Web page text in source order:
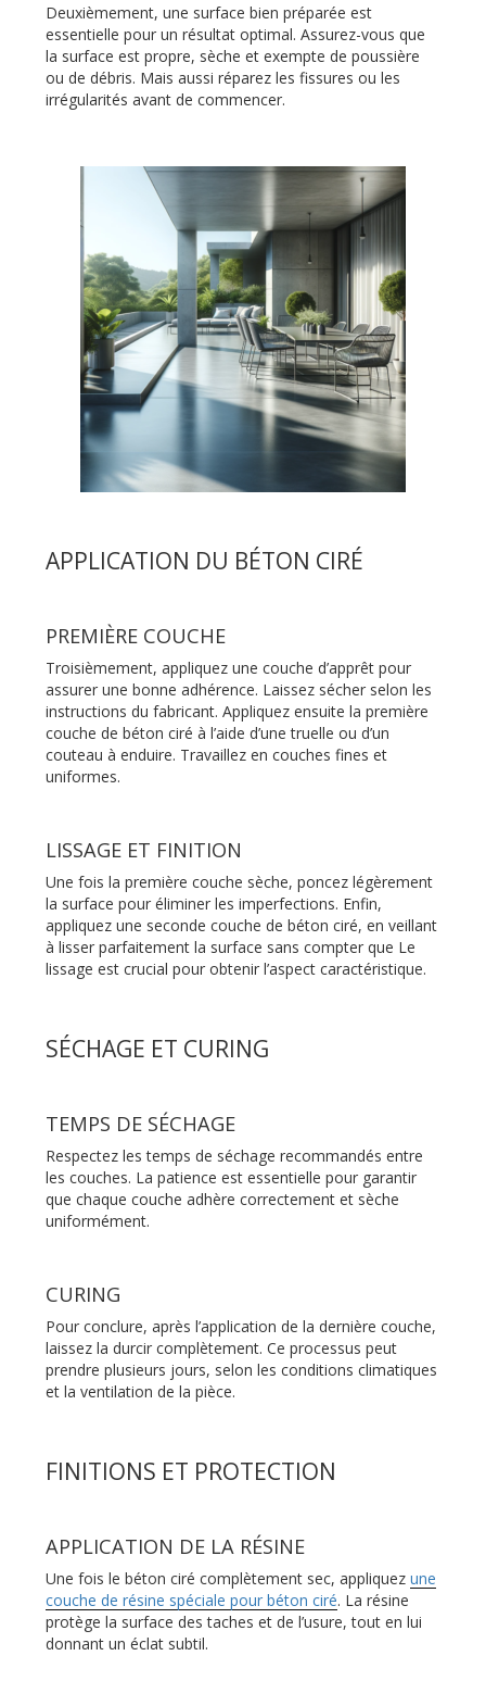
Deuxièmement, une surface bien préparée est
essentielle pour un résultat optimal. Assurez-vous que
la surface est propre, sèche et exempte de poussière
ou de débris. Mais aussi réparez les fissures ou les
irrégularités avant de commencer.
APPLICATION DU BÉTON CIRÉ
PREMIÈRE COUCHE
Troisièmement, appliquez une couche d’apprêt pour
assurer une bonne adhérence. Laissez sécher selon les
instructions du fabricant. Appliquez ensuite la première
couche de béton ciré à l’aide d’une truelle ou d’un
couteau à enduire. Travaillez en couches fines et
uniformes.
LISSAGE ET FINITION
Une fois la première couche sèche, poncez légèrement
la surface pour éliminer les imperfections. Enfin,
appliquez une seconde couche de béton ciré, en veillant
à lisser parfaitement la surface sans compter que Le
lissage est crucial pour obtenir l’aspect caractéristique.
SÉCHAGE ET CURING
TEMPS DE SÉCHAGE
Respectez les temps de séchage recommandés entre
les couches. La patience est essentielle pour garantir
que chaque couche adhère correctement et sèche
uniformément.
CURING
Pour conclure, après l’application de la dernière couche,
laissez la durcir complètement. Ce processus peut
prendre plusieurs jours, selon les conditions climatiques
et la ventilation de la pièce.
FINITIONS ET PROTECTION
APPLICATION DE LA RÉSINE
Une fois le béton ciré complètement sec, appliquez une
couche de résine spéciale pour béton ciré. La résine
protège la surface des taches et de l’usure, tout en lui
donnant un éclat subtil.